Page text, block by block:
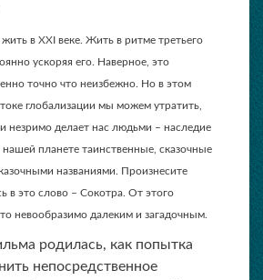
в XXI веке. Жить в ритме третьего
ускоряя его. Наверное, это
точно что неизбежно. Но в этом
глобализации мы можем утратить,
незримо делает нас людьми – наследие
планете таинственные, сказочные
названиями. Произнесите
в это слово – Сокотра. От этого
невообразимо далеким и загадочным.
родилась, как попытка
непосредственное